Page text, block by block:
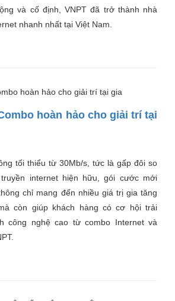
và cố định, VNPT đã trở thành nhà
nhanh nhất tại Việt Nam.
hoàn hảo cho giải trí tại
tối thiểu từ 30Mb/s, tức là gấp đôi so
internet hiện hữu, gói cước mới
chỉ mang đến nhiều giá trị gia tăng
còn giúp khách hàng có cơ hội trải
công nghệ cao từ combo Internet và